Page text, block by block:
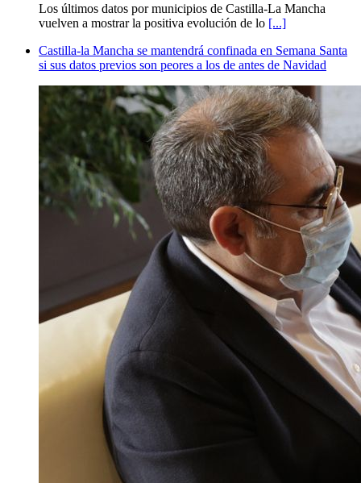
Los últimos datos por municipios de Castilla-La Mancha
vuelven a mostrar la positiva evolución de lo [...]
Castilla-la Mancha se mantendrá confinada en Semana Santa
si sus datos previos son peores a los de antes de Navidad